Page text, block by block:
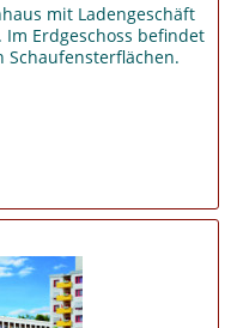
mit Ladengeschäft
Im Erdgeschoss befindet
Schaufensterflächen.